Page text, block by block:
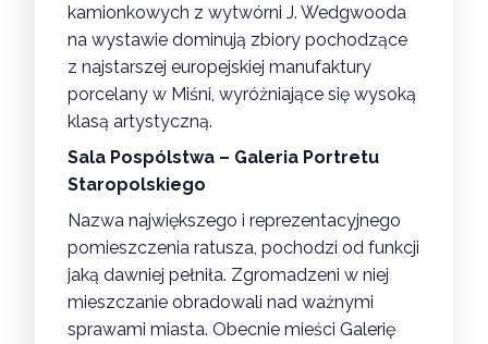
kamionkowych z wytwórni J. Wedgwooda
na wystawie dominują zbiory pochodzące
z najstarszej europejskiej manufaktury
porcelany w Miśni, wyróżniające się wysoką
klasą artystyczną.
Sala Pospólstwa – Galeria Portretu
Staropolskiego
Nazwa największego i reprezentacyjnego
pomieszczenia ratusza, pochodzi od funkcji
jaką dawniej pełniła. Zgromadzeni w niej
mieszczanie obradowali nad ważnymi
sprawami miasta. Obecnie mieści Galerię